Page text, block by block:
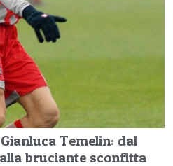
Temelin: dal
bruciante sconfitta